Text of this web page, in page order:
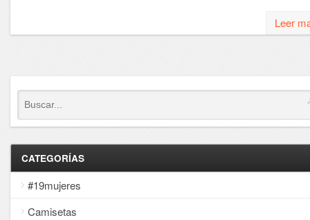
Leer
CATEGORÍAS
#19mujeres
Camisetas